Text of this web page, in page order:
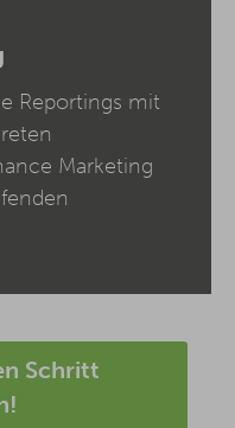
Reportings mit
Marketing
Schritt